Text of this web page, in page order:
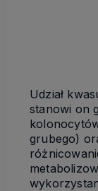
Udział
stanowi on
grubego)